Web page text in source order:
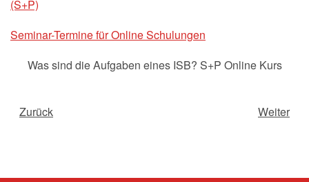
(S+P)
Seminar-Termine für Online Schulungen
Was sind die Aufgaben eines ISB? S+P Online Kurs
Zurück Weiter